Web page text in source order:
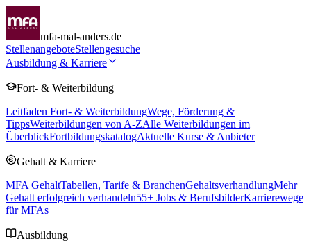
mfa-mal-anders.de
StellenangeboteStellengesuche
Ausbildung & Karriere
Fort- & Weiterbildung
Leitfaden Fort- & WeiterbildungWege, Förderung &
TippsWeiterbildungen von A-ZAlle Weiterbildungen im
ÜberblickFortbildungskatalogAktuelle Kurse & Anbieter
Gehalt & Karriere
MFA GehaltTabellen, Tarife & BranchenGehaltsverhandlungMehr
Gehalt erfolgreich verhandeln55+ Jobs & BerufsbilderKarrierewege
für MFAs
Ausbildung